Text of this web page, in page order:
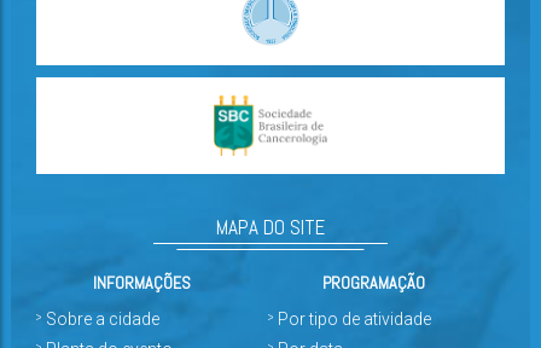
MAPA DO SITE
INFORMAÇÕES
Sobre a cidade
PROGRAMAÇÃO
Por tipo de atividade